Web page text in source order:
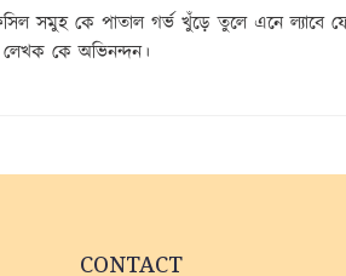
সমুহ কে পাতাল গর্ভ খুঁড়ে তুলে এনে ল্যাবে
কে অভিনন্দন।
CONTACT